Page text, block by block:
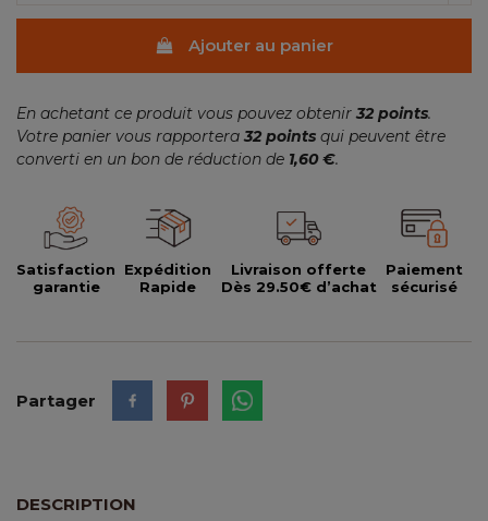
Ajouter au panier
En achetant ce produit vous pouvez obtenir 32 points.
Votre panier vous rapportera 32 points qui peuvent être
converti en un bon de réduction de 1,60 €.
Satisfaction
garantie
Expédition
Rapide
Livraison offerte
Dès 29.50€ d’achat
Paiement
sécurisé
Partager
DESCRIPTION